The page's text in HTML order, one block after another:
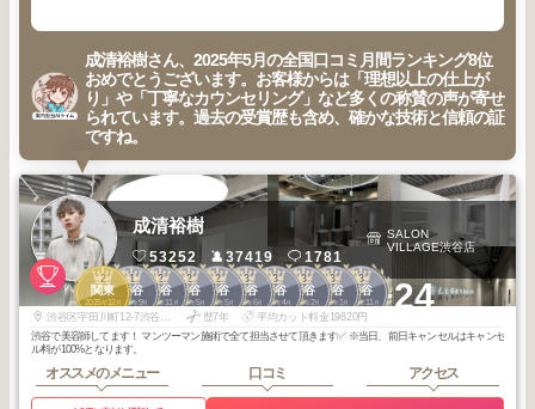
成清裕樹さん、2025年5月の全国口コミ月間ランキング8位
おめでとうございます。お客様からは「理想以上の仕上が
り」や「丁寧なカウンセリング」など多くの称賛の声が寄せ
られています。過去の受賞歴も含め、確かな技術と信頼の証
ですね。
2
関東
2025年 12月
1
渋谷
2025年 9月
2
渋谷
2025年 11
2
渋谷
2025年 5月
2
渋谷
2025年 5月
3
渋谷
2026年 6月
3
渋谷
2026年 4月
3
渋谷
2026年 2月
3
渋谷
2026年 1
3
渋谷
2025年 11+24
成清裕樹
53252 37419 1781
SALON
VILLAGE渋谷店
歴7年
平均カット料金19820円
渋谷で美容師してます！ マンツーマン施術で全て担当させて頂きます✅ ※当日、前日キャンセルはキャンセ
ル料が100%となります。
オススメのメニュー 口コミ アクセス